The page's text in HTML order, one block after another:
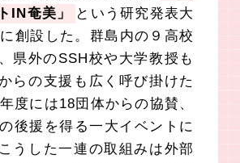
IN奄美」
という研究発表大
創設した。群島内の９高校
県外のSSH校や大学教授も
らの支援も広く呼び掛けた
度には18団体からの協賛、
後援を得る一大イベントに
うした一連の取組みは外部